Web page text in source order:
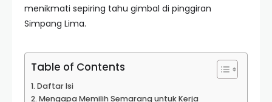
menikmati sepiring tahu gimbal di pinggiran
Simpang Lima.
Table of Contents
Daftar Isi
Mengapa Memilih Semarang untuk Kerja